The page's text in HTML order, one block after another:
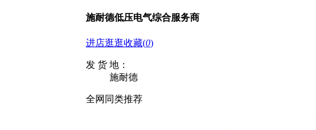
施耐德低压电气综合服务商
进店逛逛收藏(0)
发 货 地：
施耐德
全网同类推荐